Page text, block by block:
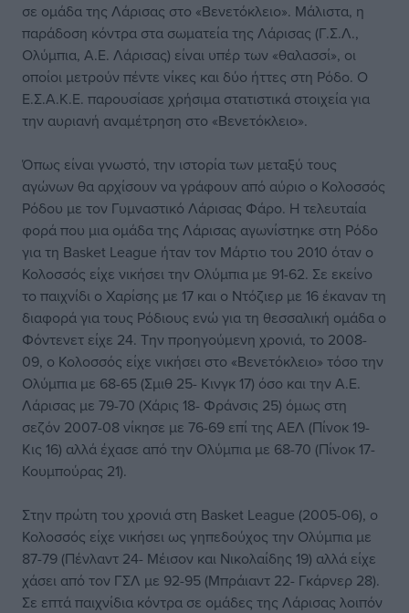
σε ομάδα της Λάρισας στο «Βενετόκλειο». Μάλιστα, η
παράδοση κόντρα στα σωματεία της Λάρισας (Γ.Σ.Λ.,
Ολύμπια, Α.Ε. Λάρισας) είναι υπέρ των «θαλασσί», οι
οποίοι μετρούν πέντε νίκες και δύο ήττες στη Ρόδο. Ο
Ε.Σ.Α.Κ.Ε. παρουσίασε χρήσιμα στατιστικά στοιχεία για
την αυριανή αναμέτρηση στο «Βενετόκλειο».
Όπως είναι γνωστό, την ιστορία των μεταξύ τους
αγώνων θα αρχίσουν να γράφουν από αύριο ο Κολοσσός
Ρόδου με τον Γυμναστικό Λάρισας Φάρο. Η τελευταία
φορά που μια ομάδα της Λάρισας αγωνίστηκε στη Ρόδο
για τη Basket League ήταν τον Μάρτιο του 2010 όταν ο
Κολοσσός είχε νικήσει την Ολύμπια με 91-62. Σε εκείνο
το παιχνίδι ο Χαρίσης με 17 και ο Ντόζιερ με 16 έκαναν τη
διαφορά για τους Ρόδιους ενώ για τη θεσσαλική ομάδα ο
Φόντενετ είχε 24. Την προηγούμενη χρονιά, το 2008-
09, ο Κολοσσός είχε νικήσει στο «Βενετόκλειο» τόσο την
Ολύμπια με 68-65 (Σμιθ 25- Κινγκ 17) όσο και την Α.Ε.
Λάρισας με 79-70 (Χάρις 18- Φράνσις 25) όμως στη
σεζόν 2007-08 νίκησε με 76-69 επί της ΑΕΛ (Πίνοκ 19-
Κις 16) αλλά έχασε από την Ολύμπια με 68-70 (Πίνοκ 17-
Κουμπούρας 21).
Στην πρώτη του χρονιά στη Basket League (2005-06), ο
Κολοσσός είχε νικήσει ως γηπεδούχος την Ολύμπια με
87-79 (Πένλαντ 24- Μέισον και Νικολαίδης 19) αλλά είχε
χάσει από τον ΓΣΛ με 92-95 (Μπράιαντ 22- Γκάρνερ 28).
Σε επτά παιχνίδια κόντρα σε ομάδες της Λάρισας λοιπόν